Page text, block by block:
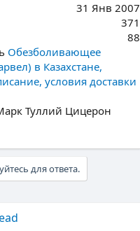
31 Янв 2007
371
88
Обезболивающее
в Казахстане,
условия доставки
Туллий Цицерон
р
о
тдля ответа.